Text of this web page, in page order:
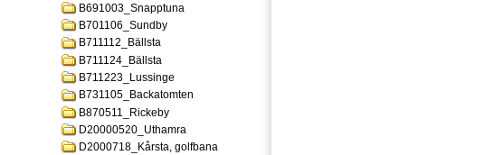
B691003_Snapptuna
B701106_Sundby
B711112_Bällsta
B711124_Bällsta
B711223_Lussinge
B731105_Backatomten
B870511_Rickeby
D20000520_Uthamra
D2000718_Kårsta, golfbana